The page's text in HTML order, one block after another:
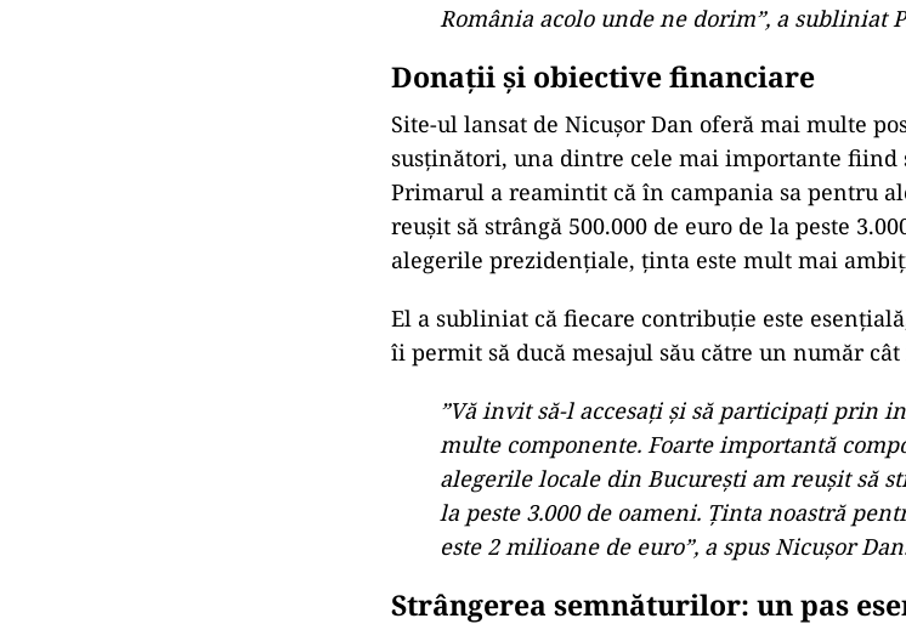
România acolo unde ne dorim”, a subliniat
Donații și obiective financiare
Site-ul lansat de Nicușor Dan oferă mai multe
susținători, una dintre cele mai importante fiind
Primarul a reamintit că în campania sa pentru
reușit să strângă 500.000 de euro de la peste
alegerile prezidențiale, ținta este mult mai
El a subliniat că fiecare contribuție este
îi permit să ducă mesajul său către un număr
”Vă invit să-l accesaţi şi să participaţi prin
multe componente. Foarte importantă
alegerile locale din Bucureşti am reuşit să
la peste 3.000 de oameni. Ţinta noastră
este 2 milioane de euro”, a spus Nicuşor
Strângerea semnăturilor: un pas